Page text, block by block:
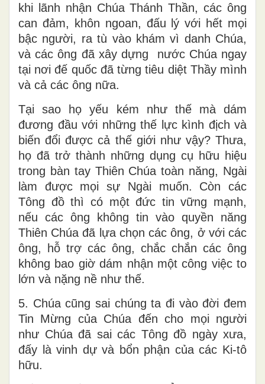
khi lãnh nhận Chúa Thánh Thần, các ông
can đảm, khôn ngoan, đấu lý với hết mọi
bậc người, ra tù vào khám vì danh Chúa,
và các ông đã xây dựng nước Chúa ngay
tại nơi đế quốc đã từng tiêu diệt Thầy mình
và cả các ông nữa.
Tại sao họ yếu kém như thế mà dám
đương đầu với những thế lực kình địch và
biến đổi được cả thế giới như vậy? Thưa,
họ đã trở thành những dụng cụ hữu hiệu
trong bàn tay Thiên Chúa toàn năng, Ngài
làm được mọi sự Ngài muốn. Còn các
Tông đồ thì có một đức tin vững mạnh,
nếu các ông không tin vào quyền năng
Thiên Chúa đã lựa chọn các ông, ở với các
ông, hỗ trợ các ông, chắc chắn các ông
không bao giờ dám nhận một công việc to
lớn và nặng nề như thế.
5. Chúa cũng sai chúng ta đi vào đời đem
Tin Mừng của Chúa đến cho mọi người
như Chúa đã sai các Tông đồ ngày xưa,
đấy là vinh dự và bổn phận của các Ki-tô
hữu.